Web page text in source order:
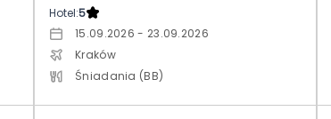
Hotel:5
15.09.2026 - 23.09.2026
Kraków
Śniadania (BB)